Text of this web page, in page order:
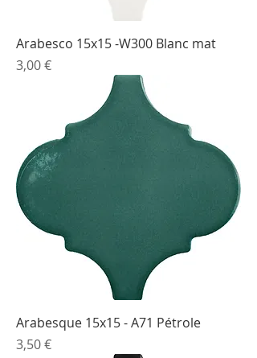
Arabesco 15x15 -W300 Blanc mat
Prix
3,00 €
Arabesque 15x15 - A71 Pétrole
Prix
3,50 €